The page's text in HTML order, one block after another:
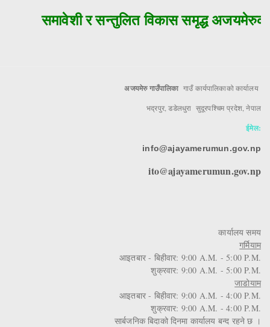
समावेशी र सन्तुलित विकास समृद्ध
अजयमेरु गाउँपालिका गाउँ कार्यपालिकाको कार्यालय
भद्रपुर, डडेलधुरा सुदूरपश्चिम प्रदेश, नेपाल
ईमेल:
info@ajayamerumun.gov.np
ito@ajayamerumun.gov.np
कार्यालय समय
गर्मियाम
आइतबार - बिहीवार: 9:00 A.M. - 5:00 P.M.
शुक्रवार: 9:00 A.M. - 5:00 P.M.
जाडोयाम
आइतबार - बिहीवार: 9:00 A.M. - 4:00 P.M.
शुक्रवार: 9:00 A.M. - 4:00 P.M.
सार्बजनिक बिदाको दिनमा कार्यालय बन्द रहने छ ।